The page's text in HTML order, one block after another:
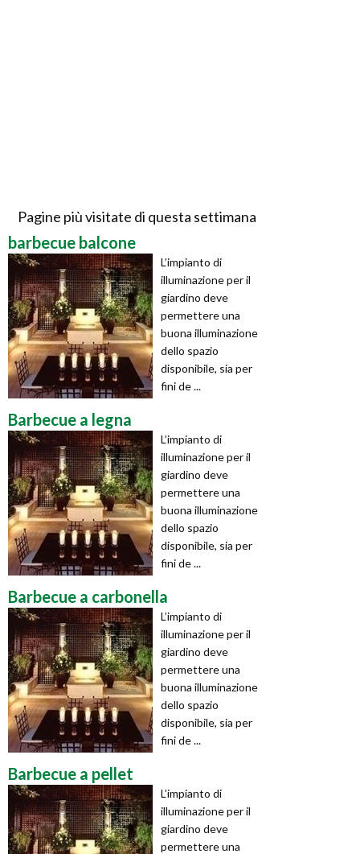
Pagine più visitate di questa settimana
barbecue balcone
L’impianto di
illuminazione per il
giardino deve
permettere una
buona illuminazione
dello spazio
disponibile, sia per
fini de ...
Barbecue a legna
L’impianto di
illuminazione per il
giardino deve
permettere una
buona illuminazione
dello spazio
disponibile, sia per
fini de ...
Barbecue a carbonella
L’impianto di
illuminazione per il
giardino deve
permettere una
buona illuminazione
dello spazio
disponibile, sia per
fini de ...
Barbecue a pellet
L’impianto di
illuminazione per il
giardino deve
permettere una